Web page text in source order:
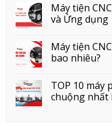
Máy tiện
và Ứng dụng
Máy tiện
bao nhiêu?
TOP 10 máy
chuộng nhất